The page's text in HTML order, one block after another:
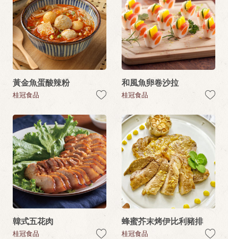
黃金魚蛋酸辣粉
桂冠食品
和風魚卵卷沙拉
桂冠食品
韓式五花肉
桂冠食品
蜂蜜芥末烤伊比利豬排
桂冠食品